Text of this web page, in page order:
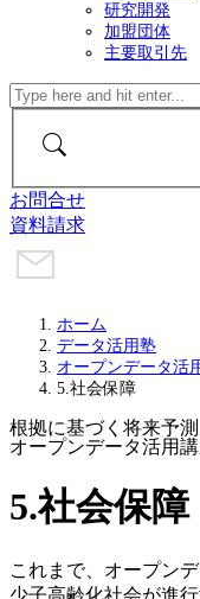
研究開発
加盟団体
主要取引先
お問合せ
資料請求
ホーム
データ活用塾
オープンデータ活
5.社会保障
根拠に基づく将来予測
オープンデータ活用
5.社会保障
これまで、オープン